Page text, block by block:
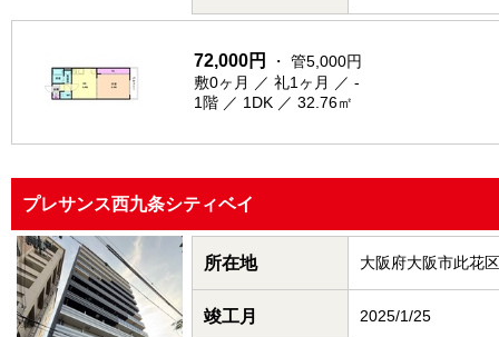
72,000円
・ 管5,000円
敷0ヶ月 ／ 礼1ヶ月 ／ -
1階 ／ 1DK ／ 32.76㎡
プレサンス西九条シティベイ
所在地 大阪府大阪市此花
竣工月 2025/1/25